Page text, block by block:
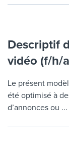
Descriptif
vidéo (f/h/
Le présent
été optimisé à
d’annonces ou ...